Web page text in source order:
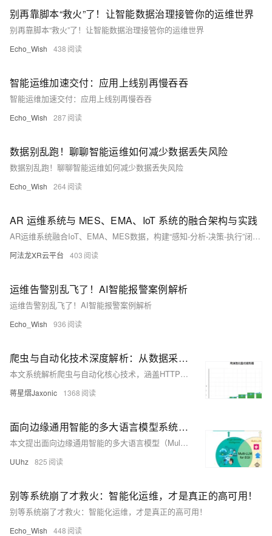
别再靠脚本“救火”了！让智能数据治理接管你的运维世界
别再靠脚本“救火”了！让智能数据治理接管你的运维世界
Echo_Wish 438
智能运维加速交付：应用上线别再慢吞吞
智能运维加速交付：应用上线别再慢吞吞
Echo_Wish 287
数据别乱跑！聊聊智能运维如何减少数据丢失风险
数据别乱跑！聊聊智能运维如何减少数据丢失风险
Echo_Wish 264
AR 运维系统与 MES、EMA、IoT 系统的融合架构与实践
AR运维系统融合IoT、EMA、MES数据，构建“感知-分析-决策-执行”闭环。通过AR终端实现设备数据可视化，实时呈现温度、工单等信息，提升运维效率与生产可靠性。（238字）
阿法龙XR云平台 403
运维告警别乱飞了！AI智能报警案例解析
运维告警别乱飞了！AI智能报警案例解析
Echo_Wish 936
爬虫与自动化技术深度解析：从数据采集到智能运维的完整实战指南
本文系统解析爬虫与自动化核心技术，涵盖HTTP请求、数据解析、分布式架构及反爬策略，结合Scrapy、Selenium等框架实战，助力构建高效、稳定、合规的数据采集系统。
蒋星熠Jaxonic 1368
面向边缘通用智能的多大语言模型系统：架构、信任与编排——论文阅读
本文提出面向边缘通用智能的多大语言模型（Multi-LLM）系统，通过协同架构、信任机制与动态编排，突破传统边缘AI的局限。融合合作、竞争与集成三种范式，结合模型压缩、分布式推理与上下文优化技术，实现高效、可靠、低延迟的边缘智能，推动复杂场景下的泛化与自主决策能力。
UUhz 825
别等系统崩了才救火：智能化运维，才是真正的高可用！
别等系统崩了才救火：智能化运维，才是真正的高可用！
Echo_Wish 448